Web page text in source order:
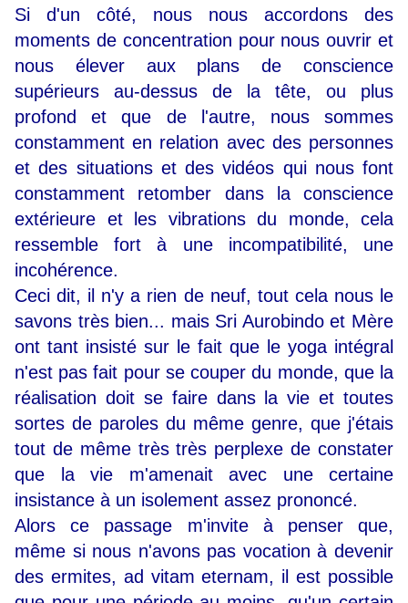
Si d'un côté, nous nous accordons des
moments de concentration pour nous ouvrir et
nous élever aux plans de conscience
supérieurs au-dessus de la tête, ou plus
profond et que de l'autre, nous sommes
constamment en relation avec des personnes
et des situations et des vidéos qui nous font
constamment retomber dans la conscience
extérieure et les vibrations du monde, cela
ressemble fort à une incompatibilité, une
incohérence.
Ceci dit, il n'y a rien de neuf, tout cela nous le
savons très bien... mais Sri Aurobindo et Mère
ont tant insisté sur le fait que le yoga intégral
n'est pas fait pour se couper du monde, que la
réalisation doit se faire dans la vie et toutes
sortes de paroles du même genre, que j'étais
tout de même très très perplexe de constater
que la vie m'amenait avec une certaine
insistance à un isolement assez prononcé.
Alors ce passage m'invite à penser que,
même si nous n'avons pas vocation à devenir
des ermites, ad vitam eternam, il est possible